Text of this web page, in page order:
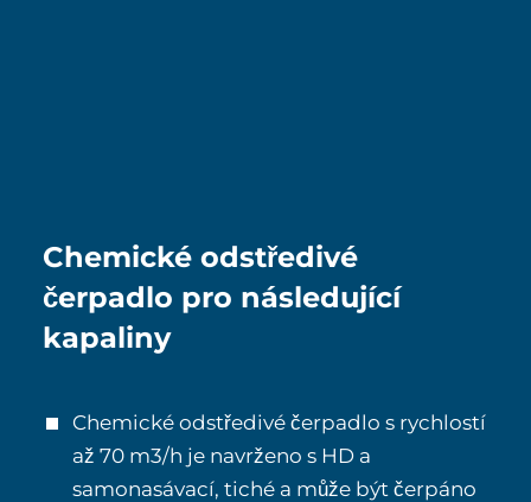
Chemické odstředivé
čerpadlo pro následující
kapaliny
Chemické odstředivé čerpadlo s rychlostí
až 70 m3/h je navrženo s HD a
samonasávací, tiché a může být čerpáno